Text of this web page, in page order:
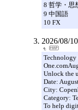
8 哲学・思
9 中国語
10 FX
2026/08/
Technology
Unlock the
Date:
City:
Category:
To help